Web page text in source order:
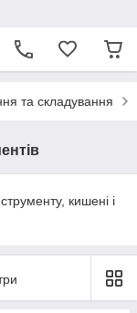
та складування
кишені і